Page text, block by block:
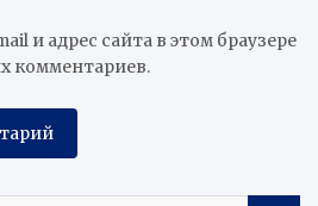
и адрес сайта в этом браузере
комментариев.